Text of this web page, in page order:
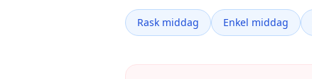
Rask middag Enkel middag